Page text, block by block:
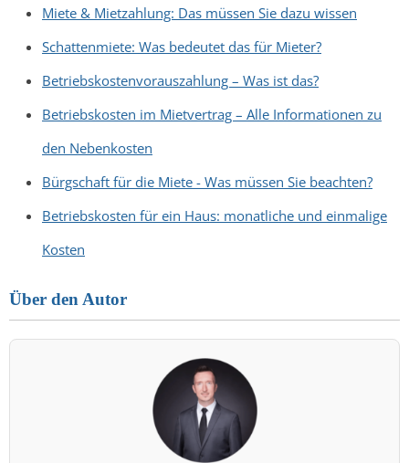
Miete & Mietzahlung: Das müssen Sie dazu wissen
Schattenmiete: Was bedeutet das für Mieter?
Betriebskostenvorauszahlung – Was ist das?
Betriebskosten im Mietvertrag – Alle Informationen zu
den Nebenkosten
Bürgschaft für die Miete - Was müssen Sie beachten?
Betriebskosten für ein Haus: monatliche und einmalige
Kosten
Über den Autor